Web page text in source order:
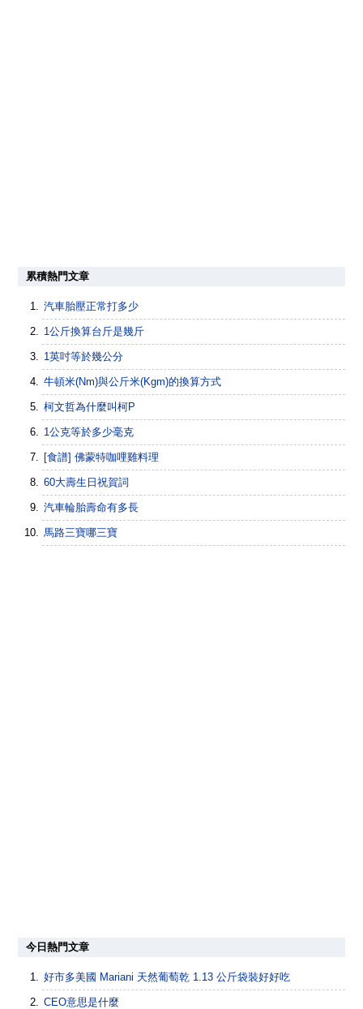
累積熱門文章
汽車胎壓正常打多少
1公斤換算台斤是幾斤
1英吋等於幾公分
牛頓米(Nm)與公斤米(Kgm)的換算方式
柯文哲為什麼叫柯P
1公克等於多少毫克
[食譜] 佛蒙特咖哩雞料理
60大壽生日祝賀詞
汽車輪胎壽命有多長
馬路三寶哪三寶
今日熱門文章
好市多美國 Mariani 天然葡萄乾 1.13 公斤袋裝好好吃
CEO意思是什麼